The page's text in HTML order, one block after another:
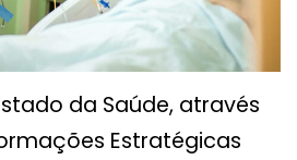
da Saúde, através
Estratégicas